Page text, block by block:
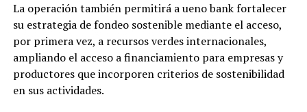
La operación también permitirá a ueno bank fortalecer
su estrategia de fondeo sostenible mediante el acceso,
por primera vez, a recursos verdes internacionales,
ampliando el acceso a financiamiento para empresas y
productores que incorporen criterios de sostenibilidad
en sus actividades.